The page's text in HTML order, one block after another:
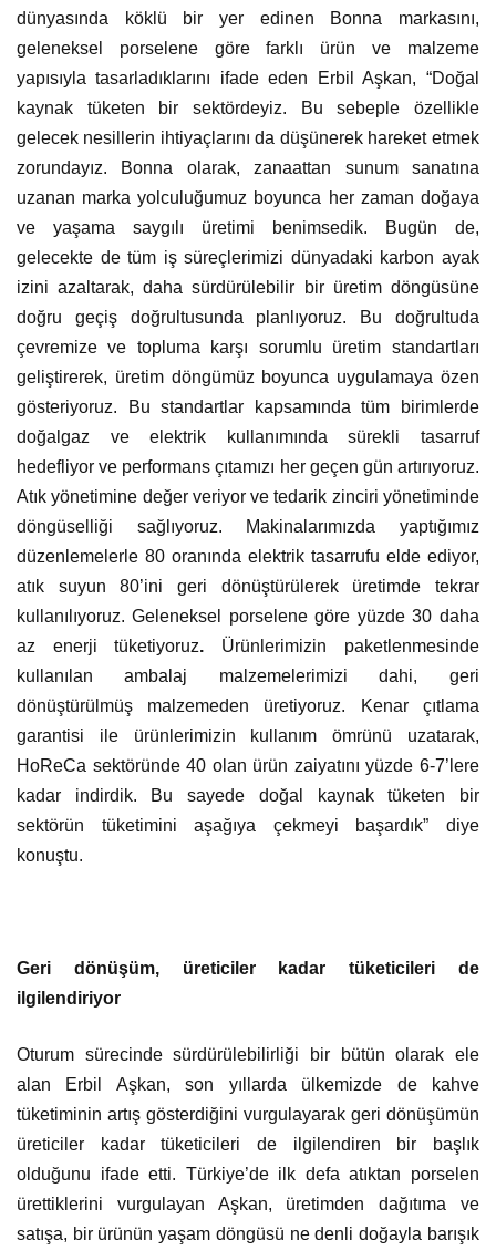
dünyasında köklü bir yer edinen Bonna markasını,
geleneksel porselene göre farklı ürün ve malzeme
yapısıyla tasarladıklarını ifade eden Erbil Aşkan, “Doğal
kaynak tüketen bir sektördeyiz. Bu sebeple özellikle
gelecek nesillerin ihtiyaçlarını da düşünerek hareket etmek
zorundayız. Bonna olarak, zanaattan sunum sanatına
uzanan marka yolculuğumuz boyunca her zaman doğaya
ve yaşama saygılı üretimi benimsedik. Bugün de,
gelecekte de tüm iş süreçlerimizi dünyadaki karbon ayak
izini azaltarak, daha sürdürülebilir bir üretim döngüsüne
doğru geçiş doğrultusunda planlıyoruz. Bu doğrultuda
çevremize ve topluma karşı sorumlu üretim standartları
geliştirerek, üretim döngümüz boyunca uygulamaya özen
gösteriyoruz. Bu standartlar kapsamında tüm birimlerde
doğalgaz ve elektrik kullanımında sürekli tasarruf
hedefliyor ve performans çıtamızı her geçen gün artırıyoruz.
Atık yönetimine değer veriyor ve tedarik zinciri yönetiminde
döngüselliği sağlıyoruz. Makinalarımızda yaptığımız
düzenlemelerle 80 oranında elektrik tasarrufu elde ediyor,
atık suyun 80’ini geri dönüştürülerek üretimde tekrar
kullanılıyoruz. Geleneksel porselene göre yüzde 30 daha
az enerji tüketiyoruz. Ürünlerimizin paketlenmesinde
kullanılan ambalaj malzemelerimizi dahi, geri
dönüştürülmüş malzemeden üretiyoruz. Kenar çıtlama
garantisi ile ürünlerimizin kullanım ömrünü uzatarak,
HoReCa sektöründe 40 olan ürün zaiyatını yüzde 6-7’lere
kadar indirdik. Bu sayede doğal kaynak tüketen bir
sektörün tüketimini aşağıya çekmeyi başardık” diye
konuştu.
Geri dönüşüm, üreticiler kadar tüketicileri de
ilgilendiriyor
Oturum sürecinde sürdürülebilirliği bir bütün olarak ele
alan Erbil Aşkan, son yıllarda ülkemizde de kahve
tüketiminin artış gösterdiğini vurgulayarak geri dönüşümün
üreticiler kadar tüketicileri de ilgilendiren bir başlık
olduğunu ifade etti. Türkiye’de ilk defa atıktan porselen
ürettiklerini vurgulayan Aşkan, üretimden dağıtıma ve
satışa, bir ürünün yaşam döngüsü ne denli doğayla barışık